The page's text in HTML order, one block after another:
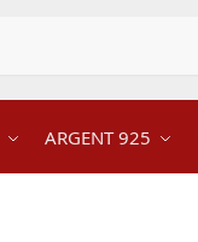
ARGENT 925